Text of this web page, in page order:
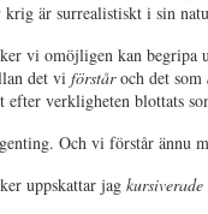
krig är surrealistiskt i sin
vi omöjligen kan begripa
det vi förståroch det som
efter verkligheten blottats
Och vi förstår ännu
uppskattar jag